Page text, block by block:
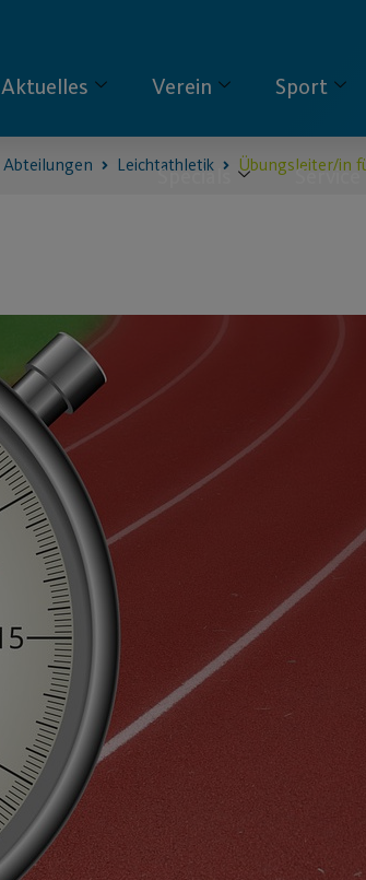
Aktuelles Verein Sport
Specials Service
Abteilungen Leichtathletik Übungsleiter/in